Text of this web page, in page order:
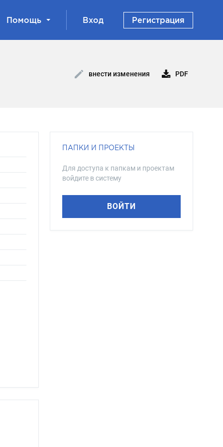
Помощь Вход Регистрация
внести изменения PDF
ПАПКИ И ПРОЕКТЫ
Для доступа к папкам и проектам
войдите в систему
ВОЙТИ